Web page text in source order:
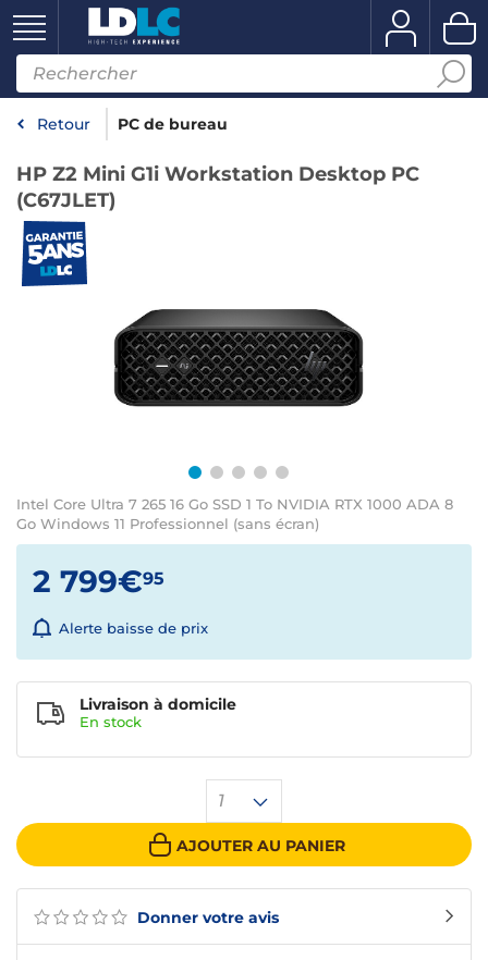
Retour PC de bureau
HP Z2 Mini G1i Workstation Desktop PC
(C67JLET)
Intel Core Ultra 7 265 16 Go SSD 1 To NVIDIA RTX 1000 ADA 8
Go Windows 11 Professionnel (sans écran)
Donner votre avis
2 799€95
Alerte baisse de prix
1
AJOUTER AU PANIER
Livraison à domicile
En stock